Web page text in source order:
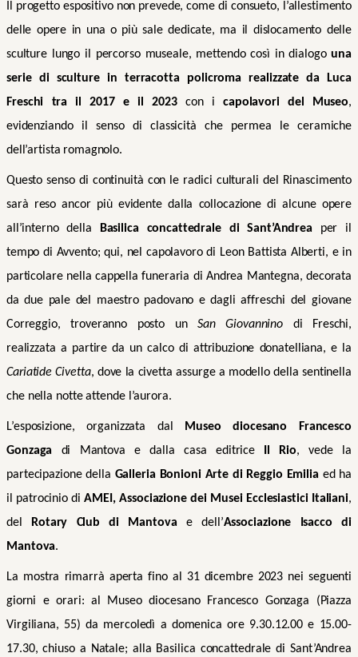
Il progetto espositivo non prevede, come di consueto, l’allestimento
delle opere in una o più sale dedicate, ma il dislocamento delle
sculture lungo il percorso museale, mettendo così in dialogouna
serie di sculture in terracotta policroma realizzate da Luca
Freschi tra il 2017 e il 2023 con icapolavori del Museo,
evidenziando il senso di classicità che permea le ceramiche
dell’artista romagnolo.
Questo senso di continuità con le radici culturali del Rinascimento
sarà reso ancor più evidente dalla collocazione di alcune opere
all’interno della Basilica concattedrale di Sant’Andrea per il
tempo di Avvento; qui, nel capolavoro di Leon Battista Alberti, e in
particolare nella cappella funeraria di Andrea Mantegna, decorata
da due pale del maestro padovano e dagli affreschi del giovane
Correggio, troveranno posto unSan Giovannino di Freschi,
realizzata a partire da un calco di attribuzione donatelliana, e la
Cariatide Civetta, dove la civetta assurge a modello della sentinella
che nella notte attende l’aurora.
L’esposizione, organizzata dal Museo diocesano Francesco
Gonzaga di Mantova e dalla casa editrice Il Rio, vede la
partecipazione della Galleria Bonioni Arte di Reggio Emilia ed ha
il patrocinio diAMEI, Associazione dei Musei Ecclesiastici Italiani,
del Rotary Club di Mantova e dell’Associazione Isacco di
Mantova.
La mostra rimarrà aperta fino al 31 dicembre 2023 nei seguenti
giorni e orari: al Museo diocesano Francesco Gonzaga (Piazza
Virgiliana, 55) da mercoledì a domenica ore 9.30.12.00 e 15.00-
17.30, chiuso a Natale; alla Basilica concattedrale di Sant’Andrea